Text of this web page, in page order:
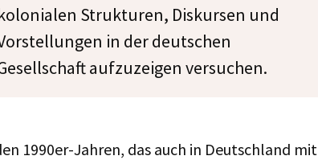
Strukturen, Diskursen und
in der deutschen
aufzuzeigen versuchen.
1990er-Jahren, das auch in Deutschland mit